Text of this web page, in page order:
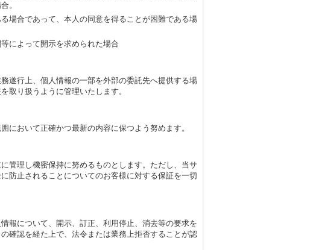
。
場合であって、本人の同意を得ることが困難である場
によって開示を求められた場合
遂行上、個人情報の一部を外部の委託先へ提供する場
取り扱うように管理いたします。
において正確かつ最新の内容に保つよう努めます。
管理し機密保持に努めるものとします。ただし、当サ
防止されることについてのお客様に対する保証を一切
報について、開示、訂正、利用停止、消去等の要求を
確認を経た上で、法令または業務上拒否することが認